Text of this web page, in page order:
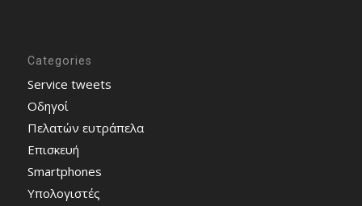
Categories
Service tweets
Οδηγοί
Πελατών ευτράπελα
Επισκευή
Smartphones
Υπολογιστές